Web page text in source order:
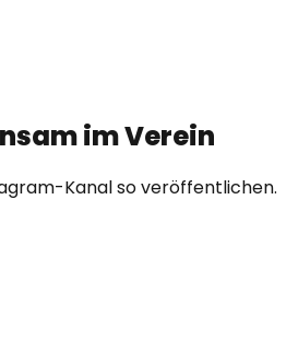
im Verein
Kanal so veröffentlichen.